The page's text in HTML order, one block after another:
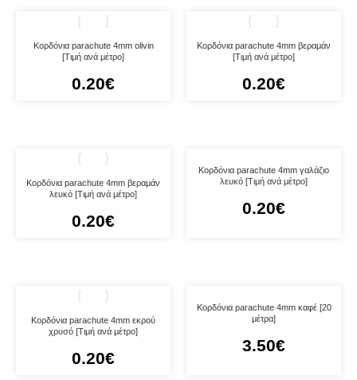
Κορδόνια parachute 4mm olivin
[Τιμή ανά μέτρο]
0.20€
Κορδόνια parachute 4mm βεραμάν
[Τιμή ανά μέτρο]
0.20€
Κορδόνια parachute 4mm βεραμάν
λευκό [Τιμή ανά μέτρο]
0.20€
Κορδόνια parachute 4mm γαλάζιο
λευκό [Τιμή ανά μέτρο]
0.20€
Κορδόνια parachute 4mm εκρού
χρυσό [Τιμή ανά μέτρο]
0.20€
Κορδόνια parachute 4mm καφέ [20
μέτρα]
3.50€